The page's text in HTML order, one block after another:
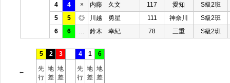
4
4 × 内藤 久文 117 愛知
S級2班
5
5 ◎ 川越 勇星 111 神奈川
S級2班
6
6 鈴木 幸紀 78 三重 S級2班
←
5
先
行
2
地
差
3
地
差
4
先
行
1
地
差
6
地
差